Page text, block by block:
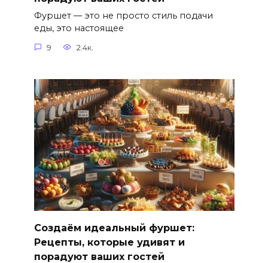
Фуршет — это не просто стиль подачи
еды, это настоящее
9 2.4к.
Создаём идеальный фуршет:
Рецепты, которые удивят и
порадуют ваших гостей